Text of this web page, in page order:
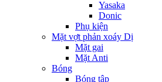
Yasaka
Donic
Phụ kiện
Mặt vợt phản xoáy Dị
Mặt gai
Mặt Anti
Bóng
Bóng tập